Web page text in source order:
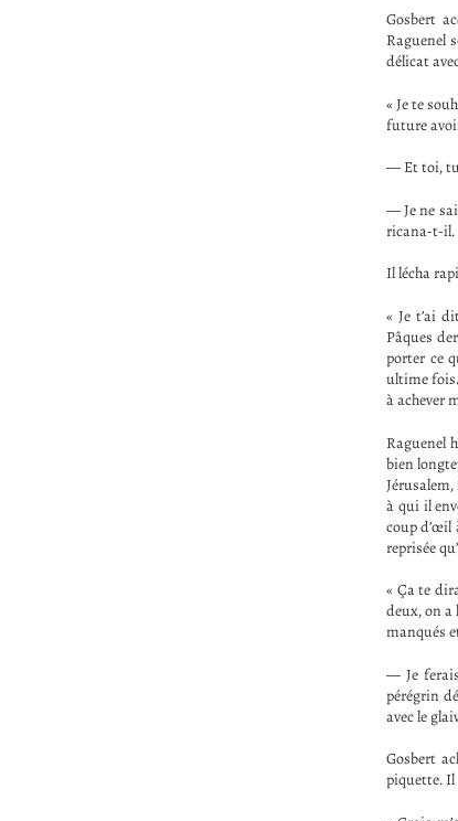
Gosbert
Raguenel
délicat
« Je te
future
— Et toi, tu
— Je ne
ricana-t-il.
Il lécha
« Je t’ai
Pâques
porter ce
ultime
à achever
Raguenel
bien
à qui il
coup d’œil
reprisée
« Ça te
deux, on a
manqués
— Je
pérégrin
avec le
Gosbert
piquette. Il